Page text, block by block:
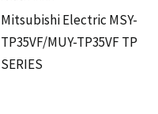
Mitsubishi Electric MSY-
TP35VF/MUY-TP35VF TP
SERIES